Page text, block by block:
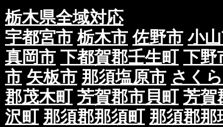
栃木県全域対応
宇都宮市 栃木市 佐野市 小
真岡市 下都賀郡壬生町 下野
市 矢板市 那須塩原市 さく
郡茂木町 芳賀郡市貝町 芳賀
沢町 那須郡那須町 那須郡那